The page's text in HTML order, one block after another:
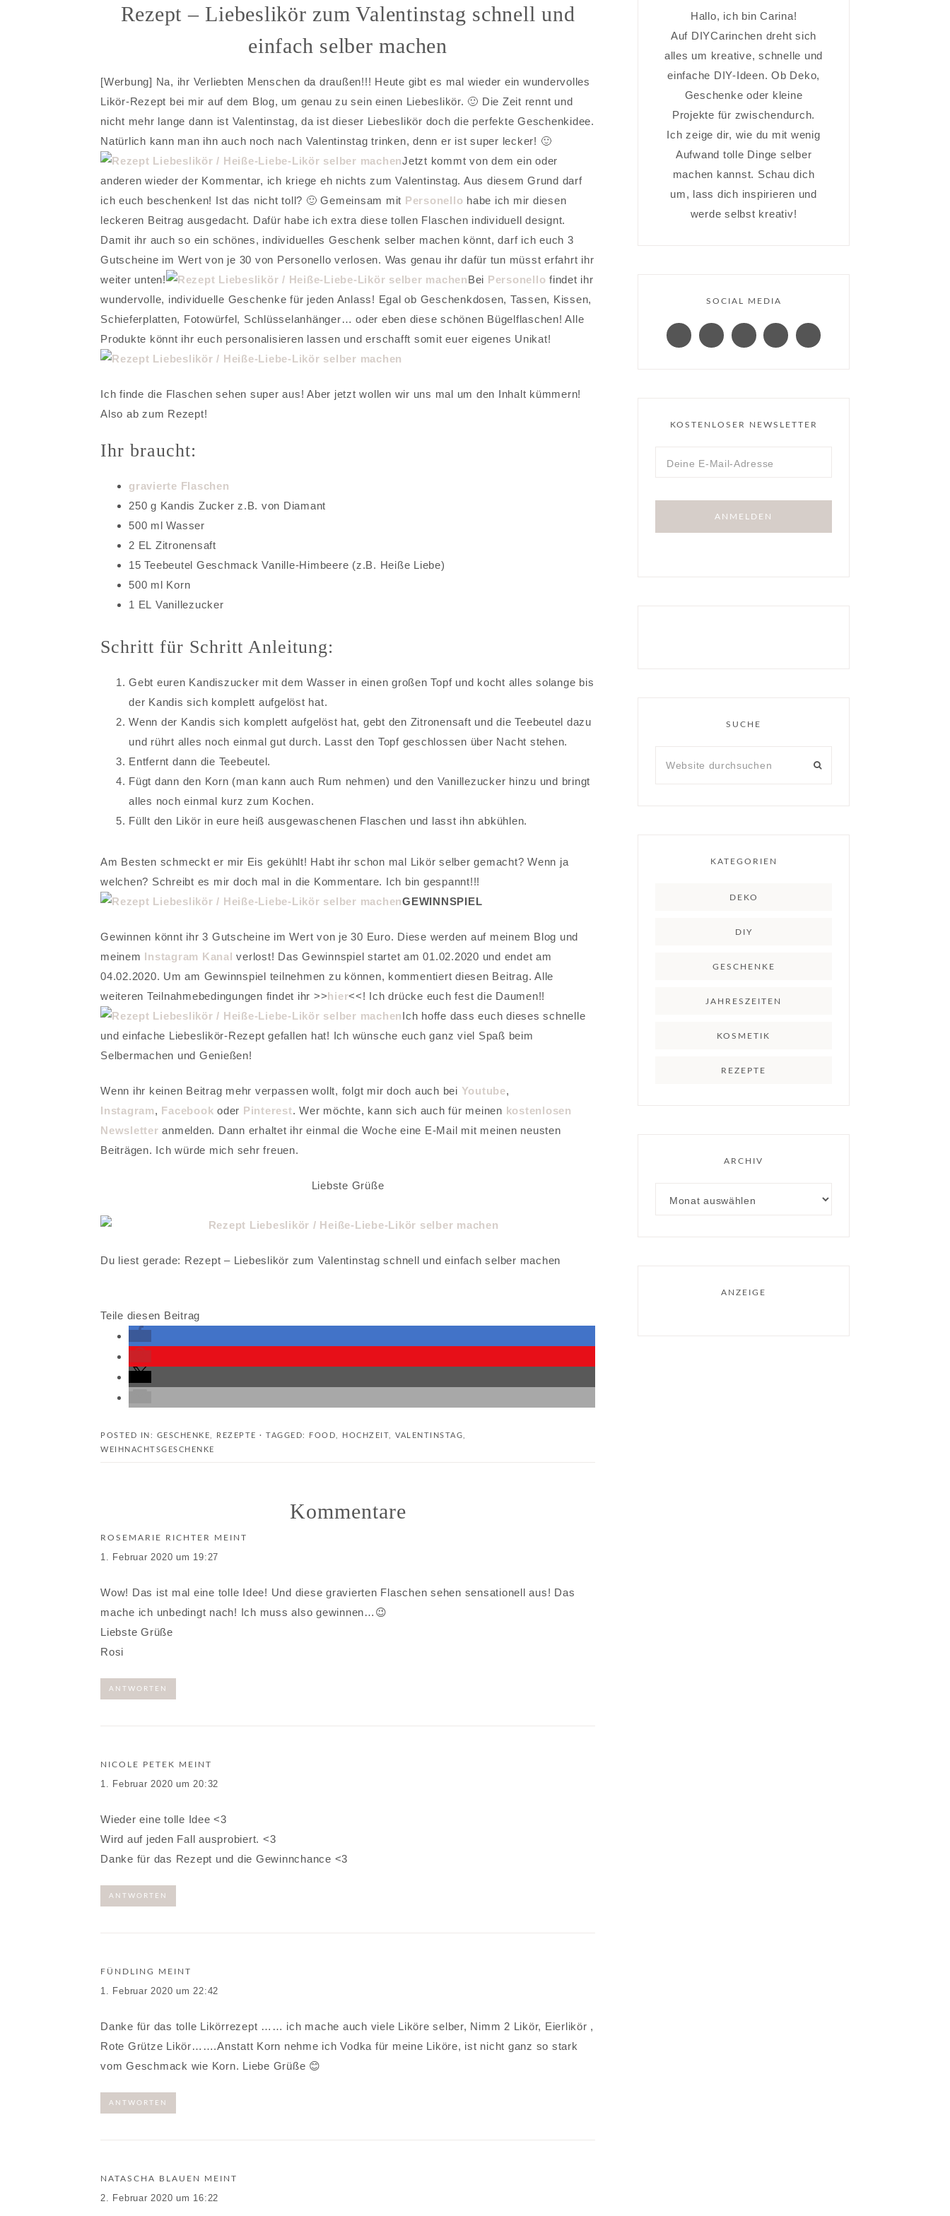
Rezept – Liebeslikör zum Valentinstag schnell und
einfach selber machen
[Werbung] Na, ihr Verliebten Menschen da draußen!!! Heute gibt es mal wieder ein wundervolles
Likör-Rezept bei mir auf dem Blog, um genau zu sein einen Liebeslikör. 🙂 Die Zeit rennt und
nicht mehr lange dann ist Valentinstag, da ist dieser Liebeslikör doch die perfekte Geschenkidee.
Natürlich kann man ihn auch noch nach Valentinstag trinken, denn er ist super lecker! 🙂
Jetzt kommt von dem ein oder
anderen wieder der Kommentar, ich kriege eh nichts zum Valentinstag. Aus diesem Grund darf
ich euch beschenken! Ist das nicht toll? 🙂 Gemeinsam mit Personello habe ich mir diesen
leckeren Beitrag ausgedacht. Dafür habe ich extra diese tollen Flaschen individuell designt.
Damit ihr auch so ein schönes, individuelles Geschenk selber machen könnt, darf ich euch 3
Gutscheine im Wert von je 30 von Personello verlosen. Was genau ihr dafür tun müsst erfahrt ihr
weiter unten!
Bei Personello findet ihr
wundervolle, individuelle Geschenke für jeden Anlass! Egal ob Geschenkdosen, Tassen, Kissen,
Schieferplatten, Fotowürfel, Schlüsselanhänger… oder eben diese schönen Bügelflaschen! Alle
Produkte könnt ihr euch personalisieren lassen und erschafft somit euer eigenes Unikat!
Ich finde die Flaschen sehen super aus! Aber jetzt wollen wir uns mal um den Inhalt kümmern!
Also ab zum Rezept!
Ihr braucht:
gravierte Flaschen
250 g Kandis Zucker z.B. von Diamant
500 ml Wasser
2 EL Zitronensaft
15 Teebeutel Geschmack Vanille-Himbeere (z.B. Heiße Liebe)
500 ml Korn
1 EL Vanillezucker
Schritt für Schritt Anleitung:
Gebt euren Kandiszucker mit dem Wasser in einen großen Topf und kocht alles solange bis
der Kandis sich komplett aufgelöst hat.
Wenn der Kandis sich komplett aufgelöst hat, gebt den Zitronensaft und die Teebeutel dazu
und rührt alles noch einmal gut durch. Lasst den Topf geschlossen über Nacht stehen.
Entfernt dann die Teebeutel.
Fügt dann den Korn (man kann auch Rum nehmen) und den Vanillezucker hinzu und bringt
alles noch einmal kurz zum Kochen.
Füllt den Likör in eure heiß ausgewaschenen Flaschen und lasst ihn abkühlen.
Am Besten schmeckt er mir Eis gekühlt! Habt ihr schon mal Likör selber gemacht? Wenn ja
welchen? Schreibt es mir doch mal in die Kommentare. Ich bin gespannt!!!
GEWINNSPIEL
Gewinnen könnt ihr 3 Gutscheine im Wert von je 30 Euro. Diese werden auf meinem Blog und
meinem Instagram Kanal verlost! Das Gewinnspiel startet am 01.02.2020 und endet am
04.02.2020. Um am Gewinnspiel teilnehmen zu können, kommentiert diesen Beitrag. Alle
weiteren Teilnahmebedingungen findet ihr >>hier<<! Ich drücke euch fest die Daumen!!
Ich hoffe dass euch dieses schnelle
und einfache Liebeslikör-Rezept gefallen hat! Ich wünsche euch ganz viel Spaß beim
Selbermachen und Genießen!
Wenn ihr keinen Beitrag mehr verpassen wollt, folgt mir doch auch bei Youtube,
Instagram, Facebook oder Pinterest. Wer möchte, kann sich auch für meinen kostenlosen
Newsletter anmelden. Dann erhaltet ihr einmal die Woche eine E-Mail mit meinen neusten
Beiträgen. Ich würde mich sehr freuen.
Liebste Grüße
Du liest gerade: Rezept – Liebeslikör zum Valentinstag schnell und einfach selber machen
Teile diesen Beitrag
POSTED IN: GESCHENKE REZEPTE · TAGGED: FOOD HOCHZEIT VALENTINSTAG
WEIHNACHTSGESCHENKE
Kommentare
ROSEMARIE RICHTER MEINT
1. Februar 2020 um 19:27
Wow! Das ist mal eine tolle Idee! Und diese gravierten Flaschen sehen sensationell aus! Das
mache ich unbedingt nach! Ich muss also gewinnen…😉
Liebste Grüße
Rosi
ANTWORTEN
NICOLE PETEK MEINT
1. Februar 2020 um 20:32
Wieder eine tolle Idee <3
Wird auf jeden Fall ausprobiert. <3
Danke für das Rezept und die Gewinnchance <3
ANTWORTEN
FÜNDLING MEINT
1. Februar 2020 um 22:42
Danke für das tolle Likörrezept …… ich mache auch viele Liköre selber, Nimm 2 Likör, Eierlikör ,
Rote Grütze Likör…….Anstatt Korn nehme ich Vodka für meine Liköre, ist nicht ganz so stark
vom Geschmack wie Korn. Liebe Grüße 😊
ANTWORTEN
NATASCHA BLAUEN MEINT
2. Februar 2020 um 16:22
Hallo, ich bin Carina!
Auf DIYCarinchen dreht sich
alles um kreative, schnelle und
einfache DIY-Ideen. Ob Deko,
Geschenke oder kleine
Projekte für zwischendurch.
Ich zeige dir, wie du mit wenig
Aufwand tolle Dinge selber
machen kannst. Schau dich
um, lass dich inspirieren und
werde selbst kreativ!
SOCIAL MEDIA
KOSTENLOSER NEWSLETTER
SUCHE
KATEGORIEN
DEKO
DIY
GESCHENKE
JAHRESZEITEN
KOSMETIK
REZEPTE
ARCHIV
ANZEIGE